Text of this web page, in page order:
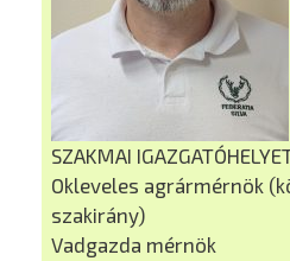
SZAKMAI
Okleveles agrármérnök
szakirány)
Vadgazda mérnök